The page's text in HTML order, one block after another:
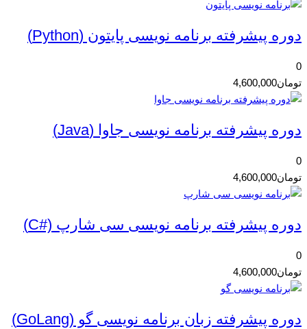
دوره پیشرفته برنامه نویسی پایتون (Python)
0
تومان4,600,000
دوره پیشرفته برنامه نویسی جاوا (Java)
0
تومان4,600,000
دوره پیشرفته برنامه نویسی سی شارپ (#C)
0
تومان4,600,000
دوره پیشرفته زبان برنامه نویسی گو (GoLang)